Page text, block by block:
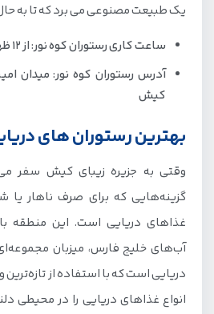
یک طبیعت مصنوعی می برد که تا به
ساعت کاری رستوران کوه نور: از ۱۲ ظهر تا ۱۲ شب
آدرس رستوران کوه نور: میدان
کیش
بهترین رستوران های
وقتی به جزیره زیبای کیش سفر
گزینه‌هایی که برای صرف ناهار یا
غذاهای دریایی است. این منطقه
آب‌های خلیج فارس، میزبان
دریایی است که با استفاده از تازه‌ترین
انواع غذاهای دریایی را در محیطی